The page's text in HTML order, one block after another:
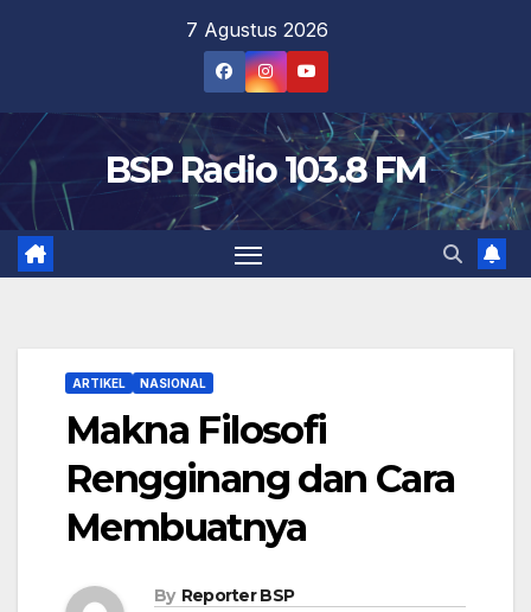
7 Agustus 2026
BSP Radio 103.8 FM
ARTIKEL NASIONAL
Makna Filosofi
Rengginang dan Cara
Membuatnya
By Reporter BSP